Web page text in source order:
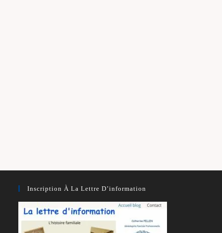
Inscription À La Lettre D’information